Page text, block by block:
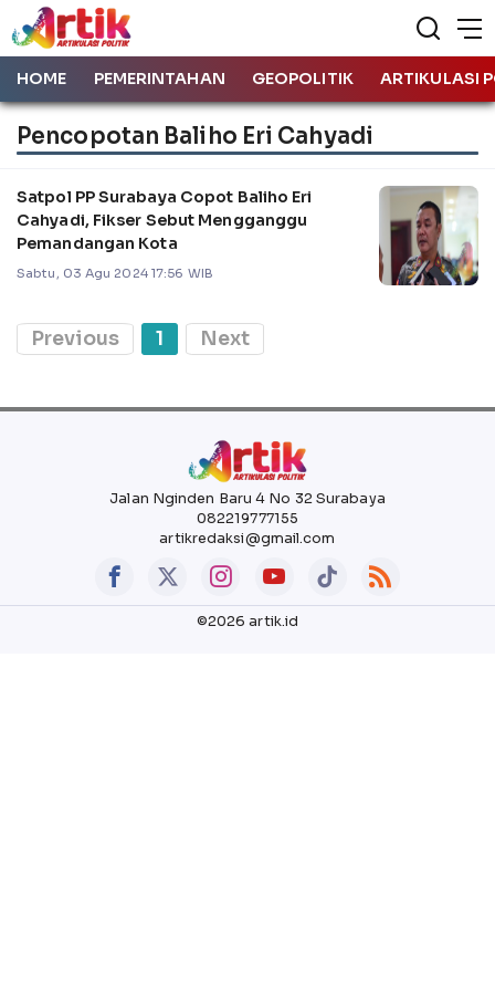
HOME PEMERINTAHAN GEOPOLITIK ARTIKULASI
Pencopotan Baliho Eri Cahyadi
Satpol PP Surabaya Copot Baliho Eri
Cahyadi, Fikser Sebut Mengganggu
Pemandangan Kota
Sabtu, 03 Agu 2024 17:56 WIB
Previous 1 Next
Jalan Nginden Baru 4 No 32 Surabaya
082219777155
artikredaksi@gmail.com
©2026 artik.id